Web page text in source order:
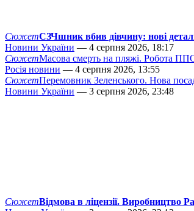
СюжетСЗЧшник вбив дівчину: нові
Новини України — 4 серпня 2026, 18:17
СюжетМасова смерть на пляжі. Робота
Росія новини — 4 серпня 2026, 13:55
СюжетПеремовник Зеленського. Нова
Новини України — 3 серпня 2026, 23:48
СюжетВідмова в ліцензії. Виробництво